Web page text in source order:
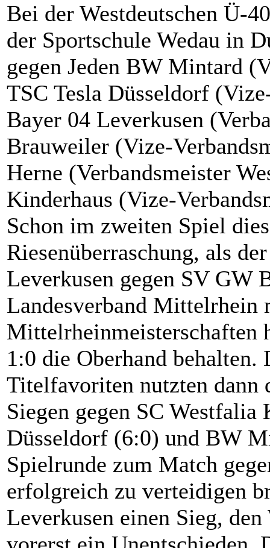
Bei der Westdeutschen Ü-
der Sportschule Wedau in
gegen Jeden BW Mintard
TSC Tesla Düsseldorf
Bayer 04 Leverkusen
Brauweiler (Vize-
Herne (Verbandsmeister
Kinderhaus (Vize-
Schon im zweiten Spiel
Riesenüberraschung, als
Leverkusen gegen SV GW
Landesverband Mittelrhein
Mittelrheinmeisterschaften
1:0 die Oberhand behalten.
Titelfavoriten nutzten dann
Siegen gegen SC
Düsseldorf (6:0) und BW
Spielrunde zum Match
erfolgreich zu verteidigen
Leverkusen einen Sieg,